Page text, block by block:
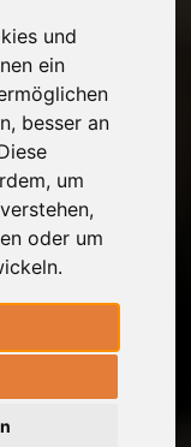
und
ein
besser an
um
oder um